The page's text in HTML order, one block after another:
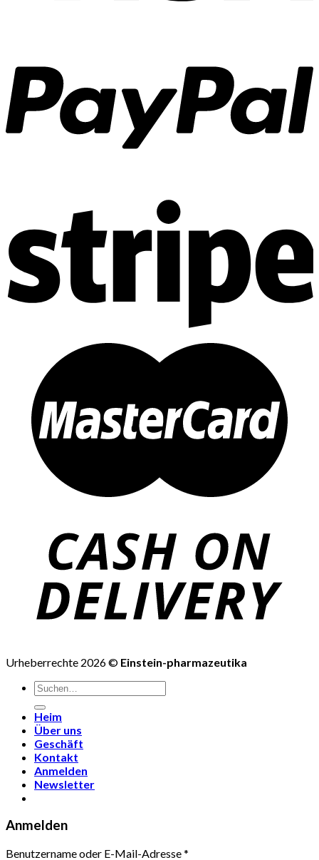
Urheberrechte 2026 © Einstein-pharmazeutika
Suchen
nach:
Heim
Über uns
Geschäft
Kontakt
Anmelden
Newsletter
Anmelden
Benutzername oder E-Mail-Adresse*